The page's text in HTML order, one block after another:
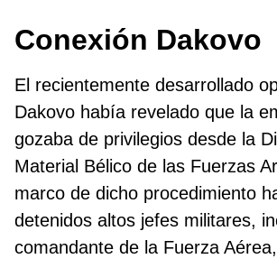
Conexión Dakovo
El recientemente desarrollado
Dakovo había revelado que la
gozaba de privilegios desde la
Material Bélico de las Fuerzas
marco de dicho procedimiento
detenidos altos jefes militares,
comandante de la Fuerza